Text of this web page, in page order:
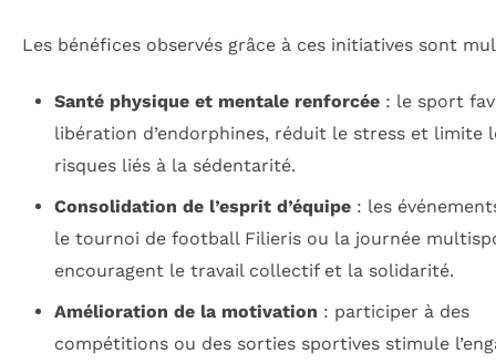
Les bénéfices observés grâce à ces initiatives sont
Santé physique et mentale renforcée: le sport
libération d’endorphines, réduit le stress et limite
risques liés à la sédentarité.
Consolidation de l’esprit d’équipe: les
le tournoi de football Filieris ou la journée
encouragent le travail collectif et la solidarité.
Amélioration de la motivation : participer à des
compétitions ou des sorties sportives stimule